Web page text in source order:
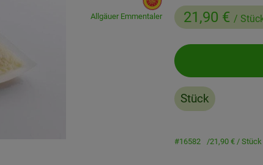
21,90 € /
Allgäuer Emmentaler
Stück
#16582 21,90 € / Stück